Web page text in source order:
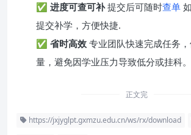
✅ 进度可查可补提交后可随时查单
提交补学，方便快捷.
✅ 省时高效 专业团队快速完成任务
量，避免因学业压力导致低分或挂科。
正文完
https://jxjyglpt.gxmzu.edu.cn/ws/rx/download